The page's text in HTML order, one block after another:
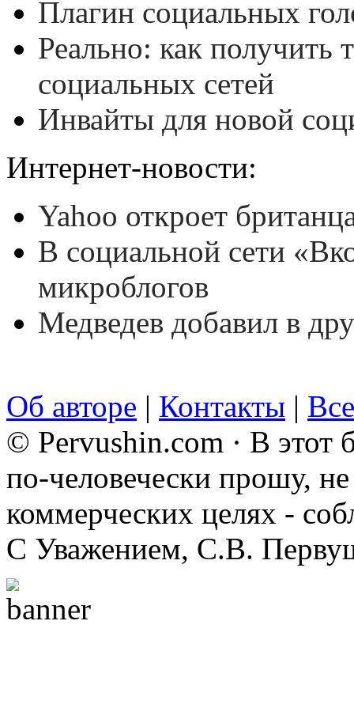
Плагин социальных
Реально: как получить
социальных сетей
Инвайты для новой
Интернет-новости:
Yahoo откроет
В социальной сети
микроблогов
Медведев добавил в
Об авторе | Контакты |
© Pervushin.com · В этот
по-человечески прошу,
коммерческих целях -
С Уважением, С.В.